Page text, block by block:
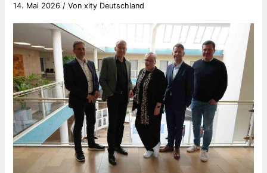
14. Mai 2026 / Vonxity Deutschland